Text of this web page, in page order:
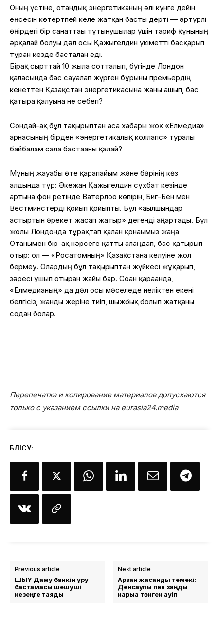
Оның үстіне, отандық энергетиканың әлі күнге дейін
еңсесін көтертпей келе жатқан басты дерті — әртүрлі
өңірдегі бір санаттағы тұтынушылар үшін тариф құнының
әрқалай болуы дәл осы Қажыгелдин үкіметті басқарып
тұрған кезде басталған еді.
Бірақ сырттай 10 жылға сотталып, бүгінде Лондон
қаласында бас сауғалап жүрген бұрынғы премьердің
кенеттен Қазақстан энергетикасына жаны ашып, бас
қатыра қалуына не себеп?
Сондай-ақ бұл тақырыптан аса хабары жоқ «Елмедиа»
арнасының бірден «энергетикалық коллапс» туралы
байбалам сала бастағаны қалай?
Мұның жауабы өте қарапайым және бәрінің көз
алдында тұр: Әкежан Қажыгелдин сұхбат кезінде
артына фон ретінде Ватерлоо көпірін, Биг-Бен мен
Вестминстерді қойып қойыпты. Бұл «ағылшындар
астыртын әрекет жасап жатыр» дегенді аңғартады. Бұл
жолы Лондонда тұрақтап қалған қонағымыз жаңа
Отанымен бір-ақ нәрсеге қатты алаңдап, бас қатырып
отыр: ол — «Росатомның» Қазақстанға келуіне жол
бермеу. Олардың бұл тақырыптан жүйкесі жұқарып,
зәресі ұшып отырған жайы бар. Соған қарағанда,
«Елмедианың» да дәл осы мәселеде неліктен екені
белгісіз, жанды жеріне тиіп, шыжбық болып жатқаны
содан болар.
Перепечатка и копирование материалов допускаются
только с указанием ссылки на eurasia24.media
БӨЛІСУ:
Previous article
ШЫҰ Даму банкін құру
бастамасы шешуші
кезеңге таяды
Next article
Арзан жасанды темекі:
Денсаулық пен заңды
нарыққа төнген қауіп